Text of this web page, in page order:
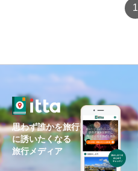
1
思わず誰かを旅行
に誘いたくなる
旅行メディア